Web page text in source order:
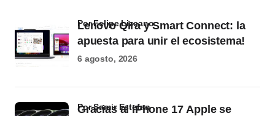
Lenovo Qira y Smart Connect: la
apuesta para unir el ecosistema!
por Felipe Lizcano
6 agosto, 2026
Gracias al iPhone 17 Apple se
por Samir Estefan